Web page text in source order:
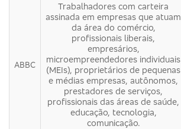
ABBC
Trabalhadores com carteira
assinada em empresas que atuam
da área do comércio,
profissionais liberais,
empresários,
microempreendedores individuais
(MEIs), proprietários de pequenas
e médias empresas, autônomos,
prestadores de serviços,
profissionais das áreas de saúde,
educação, tecnologia,
comunicação.